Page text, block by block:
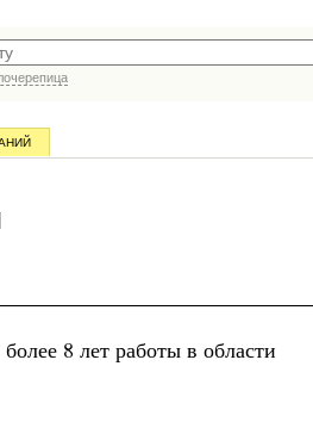
8 лет работы в области